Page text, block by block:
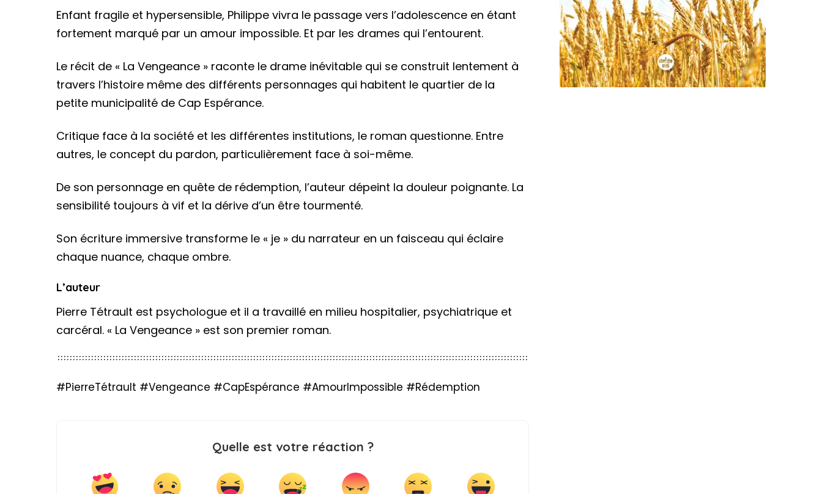
Enfant fragile et hypersensible, Philippe vivra le passage vers l’adolescence en étant
fortement marqué par un amour impossible. Et par les drames qui l’entourent.
Le récit de « La Vengeance » raconte le drame inévitable qui se construit lentement à
travers l’histoire même des différents personnages qui habitent le quartier de la
petite municipalité de Cap Espérance.
Critique face à la société et les différentes institutions, le roman questionne. Entre
autres, le concept du pardon, particulièrement face à soi-même.
De son personnage en quête de rédemption, l’auteur dépeint la douleur poignante. La
sensibilité toujours à vif et la dérive d’un être tourmenté.
Son écriture immersive transforme le « je » du narrateur en un faisceau qui éclaire
chaque nuance, chaque ombre.
L’auteur
Pierre Tétrault est psychologue et il a travaillé en milieu hospitalier, psychiatrique et
carcéral. « La Vengeance » est son premier roman.
#PierreTétrault #Vengeance #CapEspérance #AmourImpossible #Rédemption
Quelle est votre réaction ?